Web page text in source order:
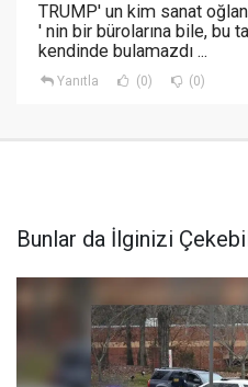
TRUMP' un kim sanat
' nin bir bürolarına bile, bu
kendinde bulamazdı ...
Yanıtla (0) (0)
Bunlar da İlginizi